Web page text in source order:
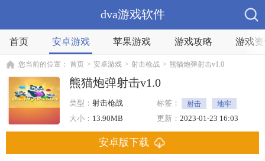
dva游戏软件
首页 安卓游戏 苹果游戏 游戏攻略 游戏
您当前的位置： 首页 > 安卓游戏 > 射击枪战 > 熊猫炮弹射击v1.0
熊猫炮弹射击v1.0
类型： 射击枪战 标签： 射击 地牢
大小： 13.90MB 更新： 2023-01-23 16:03
安卓版下载